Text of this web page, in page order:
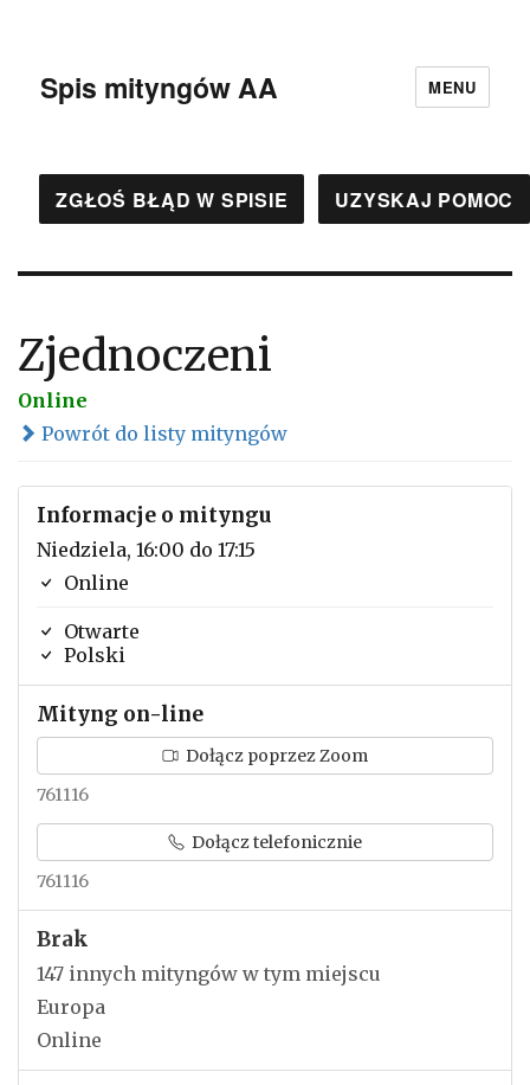
Spis mityngów AA MENU
ZGŁOŚ BŁĄD W SPISIE UZYSKAJ POMOC
Zjednoczeni
Online
Powrót do listy mityngów
Informacje o mityngu
Niedziela, 16:00 do 17:15
Online
Otwarte
Polski
Mityng on-line
Dołącz poprzez Zoom
761116
Dołącz telefonicznie
761116
Brak
147 innych mityngów w tym miejscu
Europa
Online